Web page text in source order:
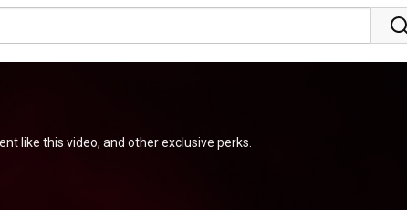
like this video, and other exclusive perks.